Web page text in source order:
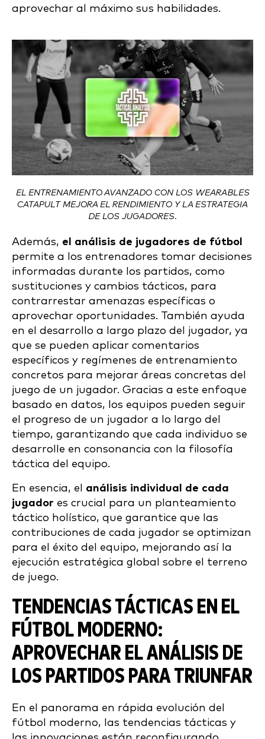
aprovechar al máximo sus habilidades.
EL ENTRENAMIENTO AVANZADO CON LOS WEARABLES
CATAPULT MEJORA EL RENDIMIENTO Y LA ESTRATEGIA
DE LOS JUGADORES.
Además, el análisis de jugadores de fútbol
permite a los entrenadores tomar decisiones
informadas durante los partidos, como
sustituciones y cambios tácticos, para
contrarrestar amenazas específicas o
aprovechar oportunidades. También ayuda
en el desarrollo a largo plazo del jugador, ya
que se pueden aplicar comentarios
específicos y regímenes de entrenamiento
concretos para mejorar áreas concretas del
juego de un jugador. Gracias a este enfoque
basado en datos, los equipos pueden seguir
el progreso de un jugador a lo largo del
tiempo, garantizando que cada individuo se
desarrolle en consonancia con la filosofía
táctica del equipo.
En esencia, el análisis individual de cada
jugador es crucial para un planteamiento
táctico holístico, que garantice que las
contribuciones de cada jugador se optimizan
para el éxito del equipo, mejorando así la
ejecución estratégica global sobre el terreno
de juego.
TENDENCIAS TÁCTICAS EN EL
FÚTBOL MODERNO:
APROVECHAR EL ANÁLISIS DE
LOS PARTIDOS PARA TRIUNFAR
En el panorama en rápida evolución del
fútbol moderno, las tendencias tácticas y